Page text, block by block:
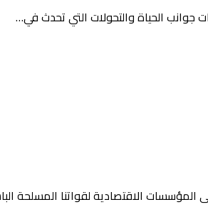
الحياة والتحولات التي تحدث في…
الاقتصادية لقواتنا المسلحة